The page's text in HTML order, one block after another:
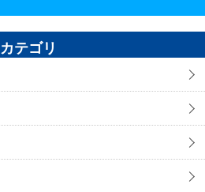
カテゴリ